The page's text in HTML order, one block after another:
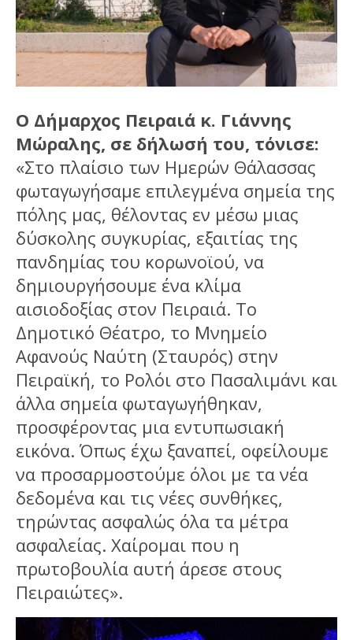
Ο Δήμαρχος Πειραιά κ. Γιάννης
Μώραλης, σε δήλωσή του, τόνισε:
«Στο πλαίσιο των Ημερών Θάλασσας
φωταγωγήσαμε επιλεγμένα σημεία της
πόλης μας, θέλοντας εν μέσω μιας
δύσκολης συγκυρίας, εξαιτίας της
πανδημίας του κορωνοϊού, να
δημιουργήσουμε ένα κλίμα
αισιοδοξίας στον Πειραιά. Το
Δημοτικό Θέατρο, το Μνημείο
Αφανούς Ναύτη (Σταυρός) στην
Πειραϊκή, το Ρολόι στο Πασαλιμάνι και
άλλα σημεία φωταγωγήθηκαν,
προσφέροντας μια εντυπωσιακή
εικόνα. Όπως έχω ξαναπεί, οφείλουμε
να προσαρμοστούμε όλοι με τα νέα
δεδομένα και τις νέες συνθήκες,
τηρώντας ασφαλώς όλα τα μέτρα
ασφαλείας. Χαίρομαι που η
πρωτοβουλία αυτή άρεσε στους
Πειραιώτες».